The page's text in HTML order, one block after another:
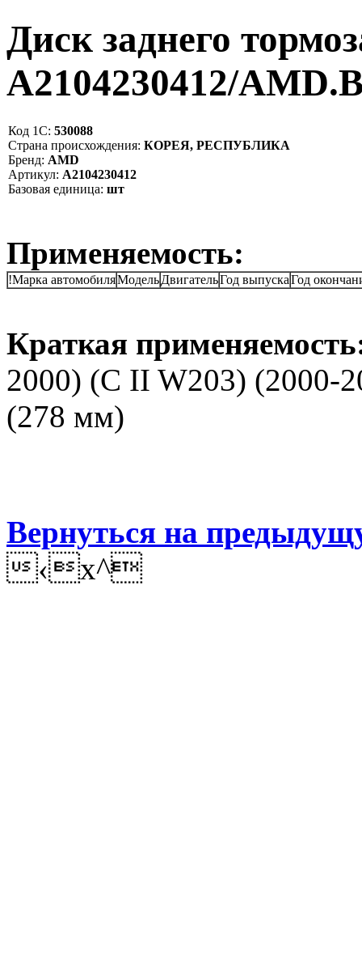
Диск заднего
A2104230412/
Код 1С: 530088
Страна происхождения: КОРЕЯ, РЕСПУБЛИКА
Бренд: AMD
Артикул: A2104230412
Базовая единица: шт
Применяемость:
!Марка автомобиляМодельДвигательГод выпускаГод
Краткая
2000) (C II W203) (2000-
(278 мм)
Вернуться на
‹x^